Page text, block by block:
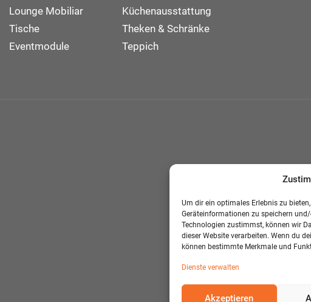
Um dir ein optimales Erlebnis zu
Geräteinformationen zu speichern
Technologien zustimmst, können wir
dieser Website verarbeiten. Wenn du
können bestimmte Merkmale und
Dienste verwalten
Akzeptieren
Lounge Mobiliar
Küchenausstattung
Tische
Theken & Schränke
Eventmodule
Teppich